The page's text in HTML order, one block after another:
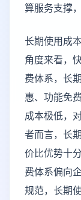
算服务支撑
长期使用成
角度来看，
费体系，长
惠、功能免
成本极低，
者而言，长
价比优势十
费体系偏向
规范，长期